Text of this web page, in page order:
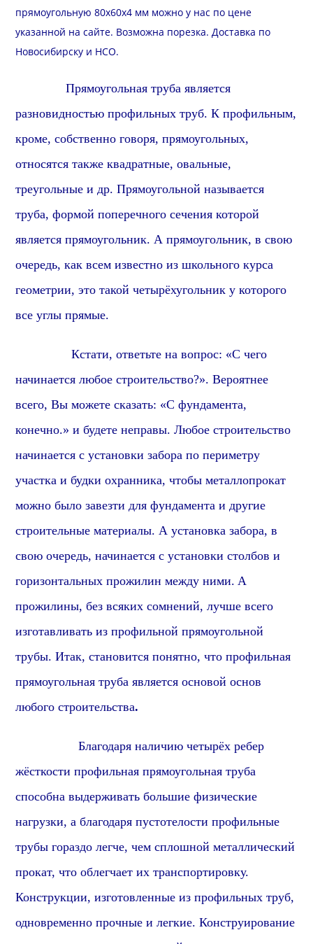
прямоугольную 80х60х4 мм можно у нас по цене
указанной на сайте. Возможна порезка.Доставка по
Новосибирску и НСО.
Прямоугольная труба является
разновидностью профильных труб. К профильным,
кроме, собственно говоря,прямоугольных,
относятся такжеквадратные, овальные,
треугольные и др.Прямоугольной называется
труба, формой поперечного сечения которой
являетсяпрямоугольник. Апрямоугольник, в свою
очередь, как всем известно из школьного курса
геометрии, это такой четырёхугольник у которого
все углыпрямые.
Кстати, ответьте на вопрос: «С чего
начинается любое строительство?». Вероятнее
всего, Вы можете сказать: «С фундамента,
конечно.» и будете неправы. Любое строительство
начинается с установки забора по периметру
участка и будки охранника, чтобы металлопрокат
можно было завезти для фундамента и другие
строительные материалы. А установка забора, в
свою очередь, начинается с установки столбови
горизонтальных прожилин между ними. А
прожилины, без всяких сомнений, лучше всего
изготавливать изпрофильнойпрямоугольной
трубы. Итак,становится понятно, чтопрофильная
прямоугольная труба является основой основ
любого строительства.
Благодаря наличию четырёх ребер
жёсткостипрофильнаяпрямоугольная труба
способна выдерживать большие физические
нагрузки, а благодаря пустотелостипрофильные
трубы гораздо легче, чем сплошной металлический
прокат, что облегчает их транспортировку.
Конструкции, изготовленные изпрофильных труб,
одновременно прочные и легкие. Конструирование